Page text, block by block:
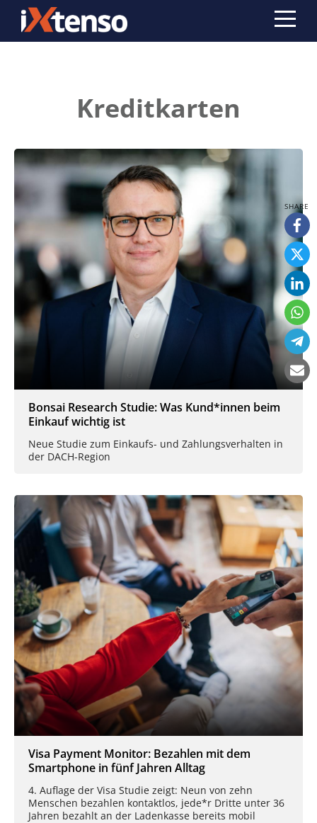
Kreditkarten
Bonsai Research Studie: Was Kund*innen beim
Einkauf wichtig ist
Neue Studie zum Einkaufs- und Zahlungsverhalten in
der DACH-Region
Visa Payment Monitor: Bezahlen mit dem
Smartphone in fünf Jahren Alltag
4. Auflage der Visa Studie zeigt: Neun von zehn
Menschen bezahlen kontaktlos, jede*r Dritte unter 36
Jahren bezahlt an der Ladenkasse bereits mobil